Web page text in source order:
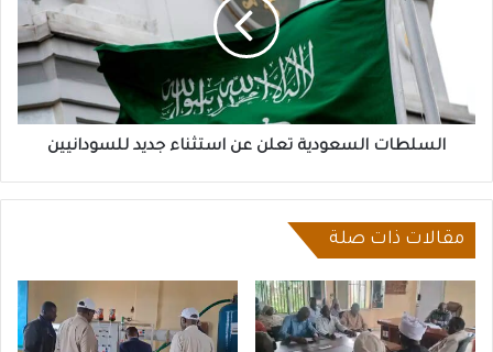
للسودانيين
السلطات السعودية تعلن عن استثناء جديد للسودانيين
مقالات ذات صلة